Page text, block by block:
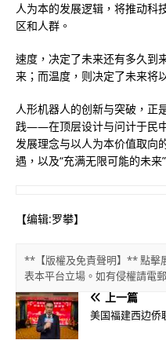
人为本的发展逻辑，将推动科
区和人群。
速度，决定了未来还有多久到
来；而温度，则决定了未来将
人形机器人的创新与突破，正
践——在顶层设计与问计于民
发展理念与以人为本价值取向
遇，以及“充满无限可能的未来
【编辑:罗攀】
**【版權及免責聲明】** 點擊
表本平台立場。如有侵權請電
上一篇
美国福建西边侨